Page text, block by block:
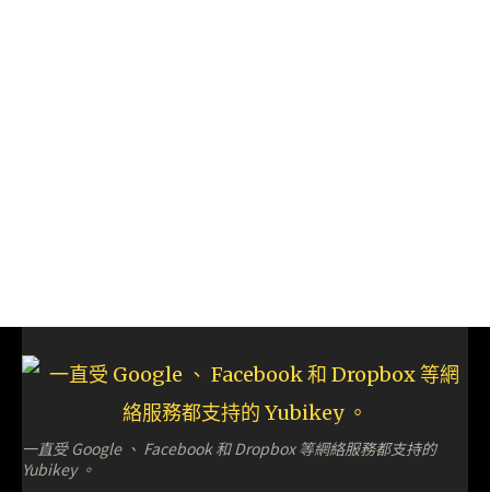
一直受 Google 、 Facebook 和 Dropbox 等網絡服務都支持的
Yubikey 。